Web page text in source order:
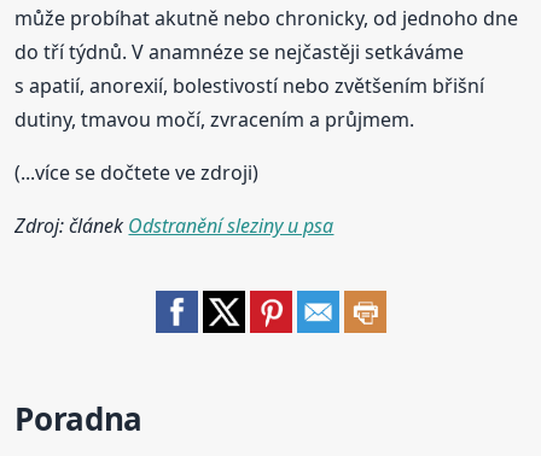
může probíhat akutně nebo chronicky, od jednoho dne
do tří týdnů. V anamnéze se nejčastěji setkáváme
s apatií, anorexií, bolestivostí nebo zvětšením břišní
dutiny, tmavou močí, zvracením a průjmem.
(...více se dočtete ve zdroji)
Zdroj: článek Odstranění sleziny u psa
Poradna